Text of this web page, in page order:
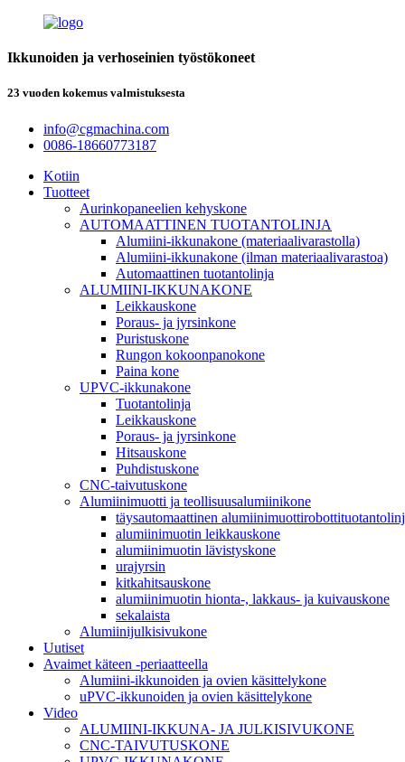
Ikkunoiden ja verhoseinien työstökoneet
23 vuoden kokemus valmistuksesta
info@cgmachina.com
0086-18660773187
Kotiin
Tuotteet
Aurinkopaneelien kehyskone
AUTOMAATTINEN TUOTANTOLINJA
Alumiini-ikkunakone (materiaalivarastolla)
Alumiini-ikkunakone (ilman materiaalivarastoa)
Automaattinen tuotantolinja
ALUMIINI-IKKUNAKONE
Leikkauskone
Poraus- ja jyrsinkone
Puristuskone
Rungon kokoonpanokone
Paina kone
UPVC-ikkunakone
Tuotantolinja
Leikkauskone
Poraus- ja jyrsinkone
Hitsauskone
Puhdistuskone
CNC-taivutuskone
Alumiinimuotti ja teollisuusalumiinikone
täysautomaattinen
alumiinimuotin leikkauskone
alumiinimuotin lävistyskone
urajyrsin
kitkahitsauskone
alumiinimuotin hionta-, lakkaus- ja kuivauskone
sekalaista
Alumiinijulkisivukone
Uutiset
Avaimet käteen -periaatteella
Alumiini-ikkunoiden ja ovien käsittelykone
uPVC-ikkunoiden ja ovien käsittelykone
Video
ALUMIINI-IKKUNA- JA JULKISIVUKONE
CNC-TAIVUTUSKONE